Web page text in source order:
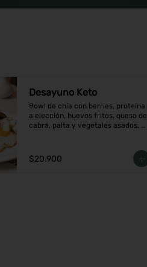
Desayuno Keto
Bowl de chía con berries, proteína
a elección, huevos fritos, queso de
cabrá, palta y vegetales asados.
$20.900